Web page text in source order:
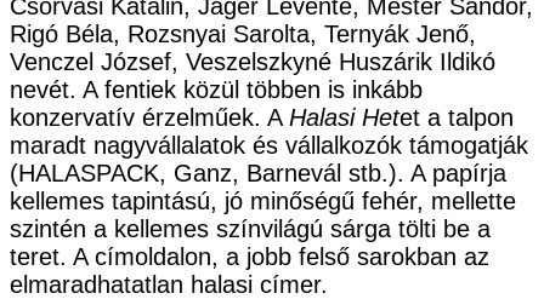
Csorvási Katalin, Jáger Levente, Mester Sándor,
Rigó Béla, Rozsnyai Sarolta, Ternyák Jenő,
Venczel József, Veszelszkyné Huszárik Ildikó
nevét. A fentiek közül többen is inkább
konzervatív érzelműek. A Halasi Hetet a talpon
maradt nagyvállalatok és vállalkozók támogatják
(HALASPACK, Ganz, Barnevál stb.). A papírja
kellemes tapintású, jó minőségű fehér, mellette
szintén a kellemes színvilágú sárga tölti be a
teret. A címoldalon, a jobb felső sarokban az
elmaradhatatlan halasi címer.